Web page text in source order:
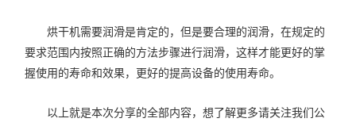
烘干机需要润滑是肯定的，但是要合理的润滑，在规定的
要求范围内按照正确的方法步骤进行润滑，这样才能更好的掌
握使用的寿命和效果，更好的提高设备的使用寿命。
以上就是本次分享的全部内容，想了解更多请关注我们公